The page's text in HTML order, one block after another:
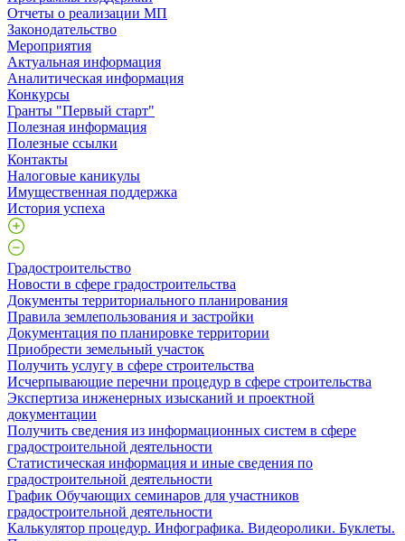
Отчеты о реализации МП
Законодательство
Мероприятия
Актуальная информация
Аналитическая информация
Конкурсы
Гранты "Первый старт"
Полезная информация
Полезные ссылки
Контакты
Налоговые каникулы
Имущественная поддержка
История успеха
Градостроительство
Новости в сфере градостроительства
Документы территориального планирования
Правила землепользования и застройки
Документация по планировке территории
Приобрести земельный участок
Получить услугу в сфере строительства
Исчерпывающие перечни процедур в сфере строительства
Экспертиза инженерных изысканий и проектной
документации
Получить сведения из информационных систем в сфере
градостроительной деятельности
Статистическая информация и иные сведения по
градостроительной деятельности
График Обучающих семинаров для участников
градостроительной деятельности
Калькулятор процедур. Инфографика. Видеоролики. Буклеты.